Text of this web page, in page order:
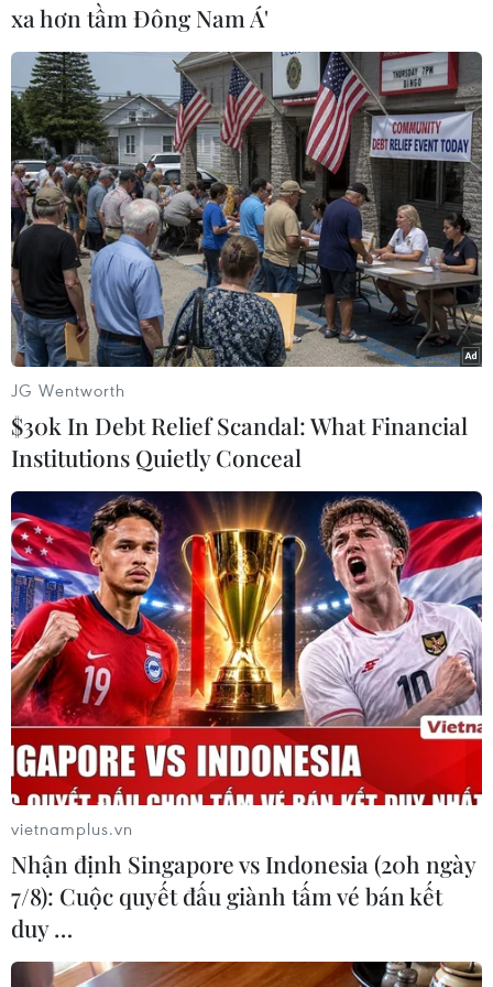
(TTXVN/Vietnam+)
#Đắk Nông #phá rừng #máy múc
#lấn chiếm
#cây công nghiệp
Lâm Đồng
Theo dõi VietnamPlus
TIN LIÊN QUAN
xa hơn tầm Đông Nam Á'
JG Wentworth
$30k In Debt Relief Scandal: What Financial
Institutions Quietly Conceal
vietnamplus.vn
Nhận định Singapore vs Indonesia (20h ngày
7/8): Cuộc quyết đấu giành tấm vé bán kết
duy …